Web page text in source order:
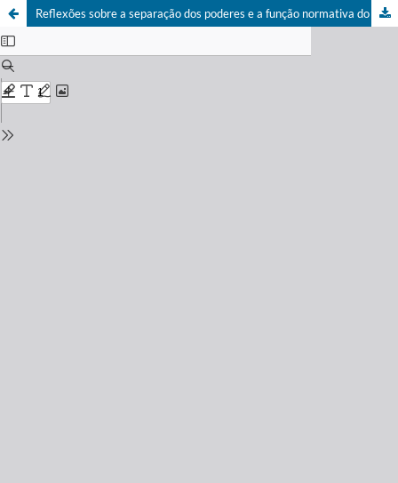
Reflexões sobre a separação dos poderes e a função normativa do Tribunal Superior Eleitoral